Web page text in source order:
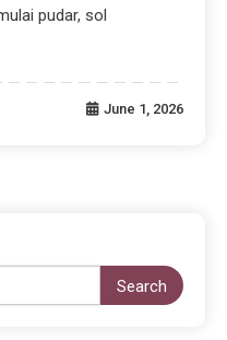
pudar, sol
June 1, 2026
Search